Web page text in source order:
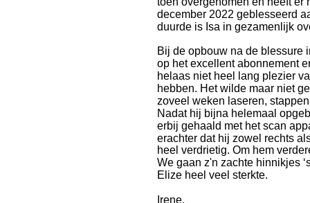
december 2022 geblesseerd
duurde is Isa in gezamenlijk
Bij de opbouw na de blessure
op het excellent abonnement
helaas niet heel lang plezier
hebben. Het wilde maar niet
zoveel weken laseren,
Nadat hij bijna helemaal
erbij gehaald met het scan
erachter dat hij zowel rechts
heel verdrietig. Om hem
We gaan z'n zachte hinnikjes
Elize heel veel sterkte.
Irene.